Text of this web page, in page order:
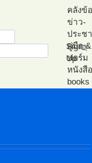
visibility_off
Sign
Up
คลังข้
ข่าว-
ประช
คู่มือ
ฟอร์ม
หนังสื
books